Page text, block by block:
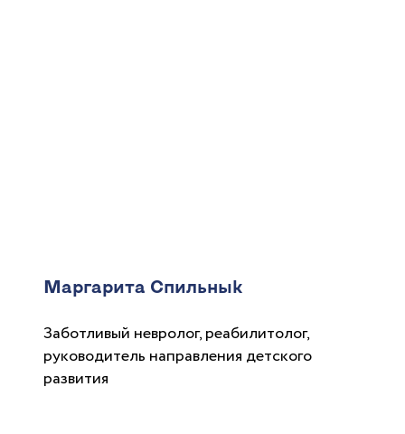
Маргарита Спильнык
Заботливый невролог, реабилитолог,
руководитель направления детского
развития